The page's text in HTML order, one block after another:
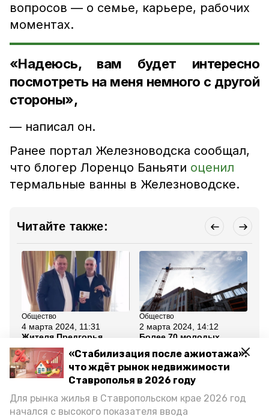
«Стабилизация после ажиотажа»:
что ждёт рынок недвижимости
Ставрополья в 2026 году
Для рынка жилья в Ставропольском крае 2026 год
начался с высокого показателя ввода
вопросов — о семье, карьере, рабочих
моментах.
«Надеюсь, вам будет интересно
посмотреть на меня немного с другой
стороны»,
— написал он.
Ранее портал Железноводска сообщал,
что блогер Лоренцо Баньяти оценил
термальные ванны в Железноводске.
Читайте также:
Общество
4 марта 2024, 11:31
Жителя Предгорья
наградили за помощь
бойцам СВО
Общество
2 марта 2024, 14:12
Более 70 молодых
жилищные сертификаты
в Предгорье